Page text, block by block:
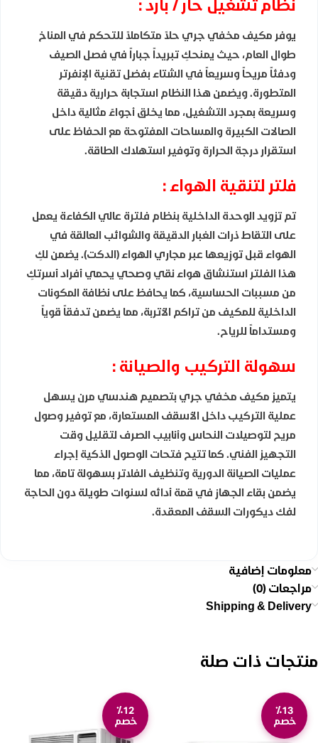
نظام تشغيل حار / بارد :
يوفر مكيف مخفي جري حلاً متكاملاً للتحكم في المناخ
طوال العام، حيث يمنحكِ تبريداً جباراً في فصل الصيف
ودفئاً مريحاً وسريعاً في الشتاء بفضل تقنية الإنفرتر
المتطورة. ويضمن هذا النظام استجابة حرارية دقيقة
وسريعة بمجرد التشغيل، مما يخلق أجواءً مثالية داخل
الصالات الكبيرة والمساحات المفتوحة مع الحفاظ على
استقرار درجة الحرارة وتوفير استهلاك الطاقة.
فلتر لتنقية الهواء :
تم تزويد الوحدة الداخلية بنظام فلترة عالي الكفاءة يعمل
على التقاط ذرات الغبار الدقيقة والشوائب العالقة في
الهواء قبل توزيعها عبر مجاري الهواء (الدكت). يضمن لكِ
هذا الفلتر استنشاق هواء نقي وصحي يحمي أفراد أسرتكِ
من مسببات الحساسية، كما يحافظ على نظافة المكونات
الداخلية للمكيف من تراكم الأتربة، مما يضمن تدفقاً قوياً
ومستداماً للرياح.
سهولة التركيب والصيانة :
يتميز مكيف مخفي جري بتصميم هندسي مرن يسهل
عملية التركيب داخل الأسقف المستعارة، مع توفير وصول
مريح لتوصيلات النحاس وأنابيب الصرف لتقليل وقت
التجهيز الفني. كما تتيح فتحات الوصول الذكية إجراء
عمليات الصيانة الدورية وتنظيف الفلاتر بسهولة تامة، مما
يضمن بقاء الجهاز في قمة أدائه لسنوات طويلة دون الحاجة
لفك ديكورات السقف المعقدة.
معلومات إضافية
مراجعات (0)
Shipping & Delivery
منتجات ذات صلة
٪13
خصم
٪12
خصم